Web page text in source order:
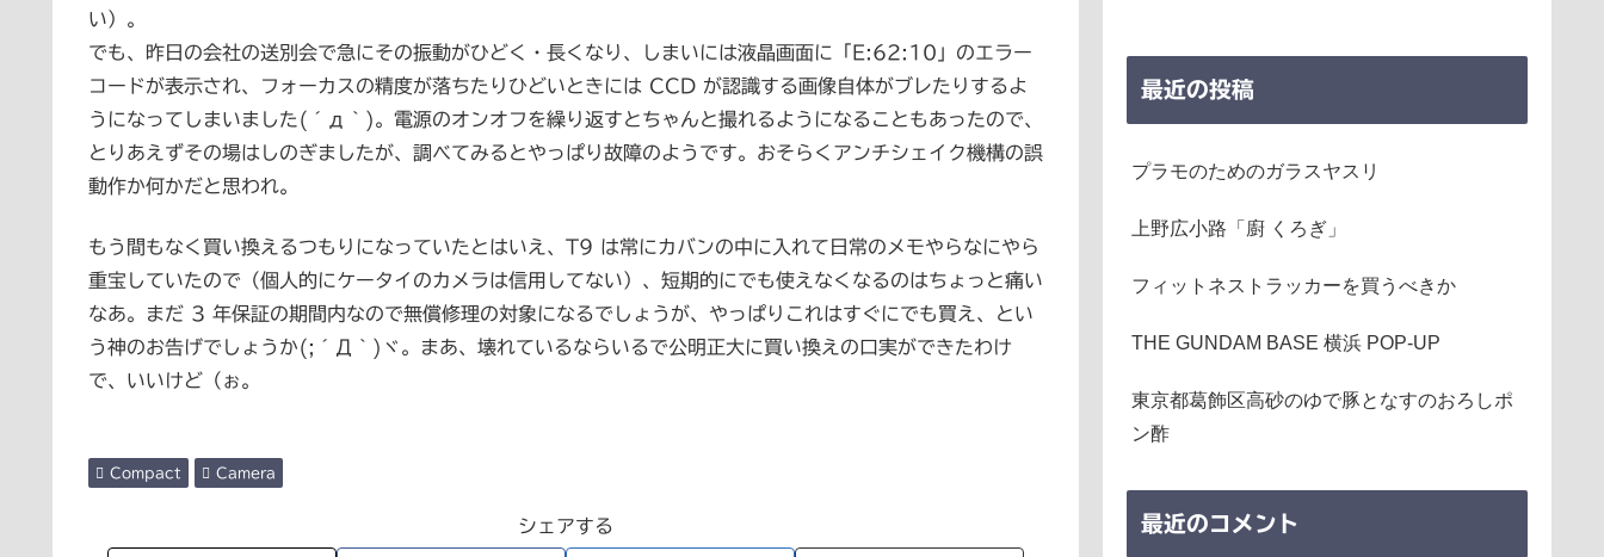
い）。
でも、昨日の会社の送別会で急にその振動がひどく・長くなり、しまいには液晶画面に「E:62:10」のエラー
コードが表示され、フォーカスの精度が落ちたりひどいときには CCD が認識する画像自体がブレたりするよ
うになってしまいました(´д｀)。電源のオンオフを繰り返すとちゃんと撮れるようになることもあったので、
とりあえずその場はしのぎましたが、調べてみるとやっぱり故障のようです。おそらくアンチシェイク機構の誤
動作か何かだと思われ。
もう間もなく買い換えるつもりになっていたとはいえ、T9 は常にカバンの中に入れて日常のメモやらなにやら
重宝していたので（個人的にケータイのカメラは信用してない）、短期的にでも使えなくなるのはちょっと痛い
なあ。まだ 3 年保証の期間内なので無償修理の対象になるでしょうが、やっぱりこれはすぐにでも買え、とい
う神のお告げでしょうか(;´Д｀)ヾ。まあ、壊れているならいるで公明正大に買い換えの口実ができたわけ
で、いいけど（ぉ。
Compact Camera
シェアする
最近の投稿
プラモのためのガラスヤスリ
上野広小路「廚 くろぎ」
フィットネストラッカーを買うべきか
THE GUNDAM BASE 横浜 POP-UP
東京都葛飾区高砂のゆで豚となすのおろしポ
ン酢
最近のコメント